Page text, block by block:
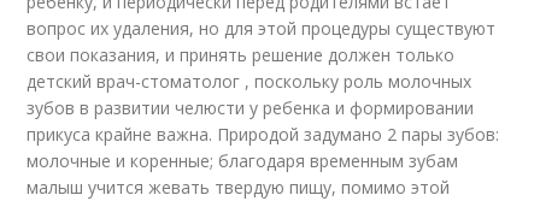
вопрос их удаления, но для этой процедуры существуют
свои показания, и принять решение должен только
детский врач-стоматолог , поскольку роль молочных
зубов в развитии челюсти у ребенка и формировании
прикуса крайне важна. Природой задумано 2 пары зубов:
молочные и коренные; благодаря временным зубам
малыш учится жевать твердую пищу, помимо этой